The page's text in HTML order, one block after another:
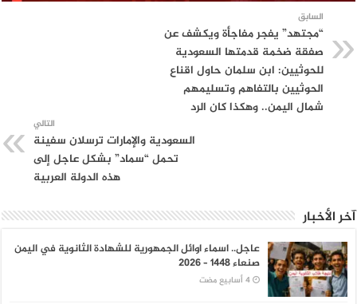
السابق
“مجتهد” يفجر مفاجأة ويكشف عن
صفقة ضخمة قدمتها السعودية
للحوثيين: ابن سلمان حاول اقناع
الحوثيين بالتفاهم وتسليمهم
شمال اليمن.. وهكذا كان الرد
التالي
السعودية والإمارات ترسلان سفينة
تحمل “سماد” بشكل عاجل إلى
هذه الدولة العربية
آخر الأخبار
عاجل.. اسماء اوائل الجمهورية للشهادة الثانوية في اليمن
صنعاء 1448 – 2026